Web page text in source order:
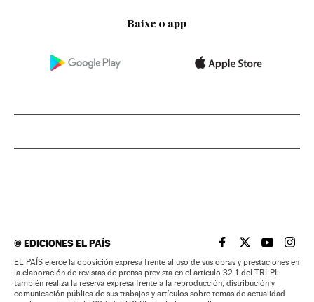
Baixe o app
©EDICIONES EL PAÍS EL PAÍS BRASIL EN
EL PAÍSEL PAÍS
EL
EL PAÍS ejerce la oposición expresa frente al uso de sus obras y prestaciones en
la elaboración de revistas de prensa prevista en el artículo 32.1 del TRLPI;
también realiza la reserva expresa frente a la reproducción, distribución y
comunicación pública de sus trabajos y artículos sobre temas de actualidad